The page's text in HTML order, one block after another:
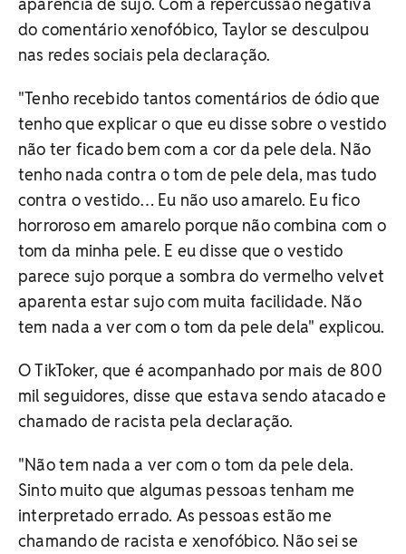
do comentário xenofóbico, Taylor se desculpou
nas redes sociais pela declaração.
"Tenho recebido tantos comentários de ódio que
tenho que explicar o que eu disse sobre o vestido
não ter ficado bem com a cor da pele dela. Não
tenho nada contra o tom de pele dela, mas tudo
contra o vestido… Eu não uso amarelo. Eu fico
horroroso em amarelo porque não combina com o
tom da minha pele. E eu disse que o vestido
parece sujo porque a sombra do vermelho velvet
aparenta estar sujo com muita facilidade. Não
tem nada a ver com o tom da pele dela" explicou.
O TikToker, que é acompanhado por mais de 800
mil seguidores, disse que estava sendo atacado e
chamado de racista pela declaração.
"Não tem nada a ver com o tom da pele dela.
Sinto muito que algumas pessoas tenham me
interpretado errado. As pessoas estão me
chamando de racista e xenofóbico. Não sei se